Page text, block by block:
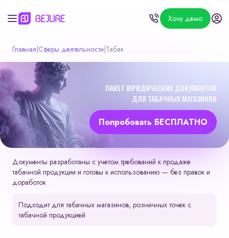
Хочу демо
Главная Сферы деятельности Табак
ПАКЕТ ЮРИДИЧЕСКИХ ДОКУМЕНТОВ
ДЛЯ ТАБАЧНЫХ МАГАЗИНОВ
Документы разработаны с учетом требований к продаже
табачной продукции и готовы к использованию — без правок и
доработок
Подходит для табачных магазинов, розничных точек с
табачной продукцией
Попробовать БЕСПЛАТНО